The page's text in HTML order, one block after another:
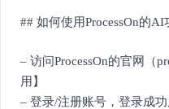
## 如何使用ProcessOn的AI
– 访问ProcessOn的官网（
用】
– 登录/注册账号，登录成